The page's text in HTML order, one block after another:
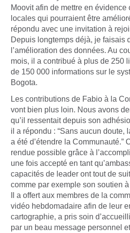
Moovit afin de mettre en
locales qui pourraient être
répondu avec une invitation à
Depuis longtemps déjà, je faisais
l’amélioration des données. Au
mois, il a contribué à plus de 250
de 150 000 informations sur le
Bogota.
Les contributions de Fabio à la
vont bien plus loin. Nous avons
qu’il ressentait depuis son
il a répondu : “Sans aucun doute,
a été d’étendre la Communauté.”
rendue possible grâce à
une fois accepté en tant
capacités de leader ont tout de
comme par exemple son soutien à
Il a offert aux membres de la
vidéo hebdomadaire afin de leur
cartographie, a pris soin
par un beau message personnel